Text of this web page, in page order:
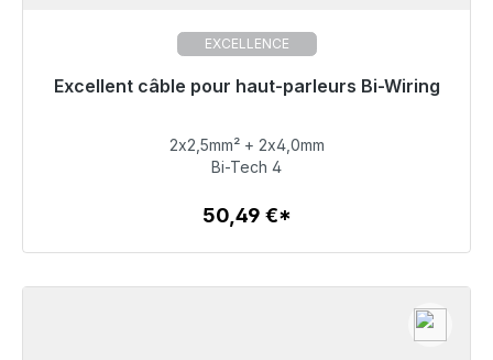
EXCELLENCE
Excellent câble pour haut-parleurs Bi-Wiring
Prêt à être expédié, délai de livraison 48h*
50,49 €
Détails
2x2,5mm² + 2x4,0mm
Bi-Tech 4
50,49 €*